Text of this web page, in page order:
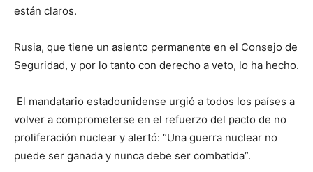
están claros.
Rusia, que tiene un asiento permanente en el Consejo de
Seguridad, y por lo tanto con derecho a veto, lo ha hecho.
El mandatario estadounidense urgió a todos los países a
volver a comprometerse en el refuerzo del pacto de no
proliferación nuclear y alertó: “Una guerra nuclear no
puede ser ganada y nunca debe ser combatida”.